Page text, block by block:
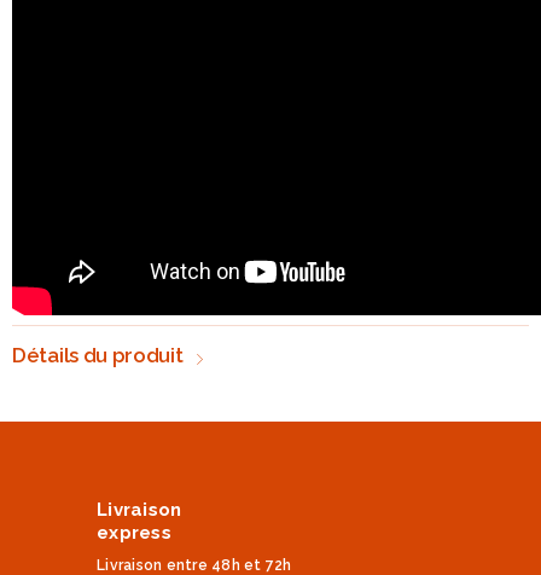
Détails du produit
Livraison
express
Livraison entre 48h et 72h